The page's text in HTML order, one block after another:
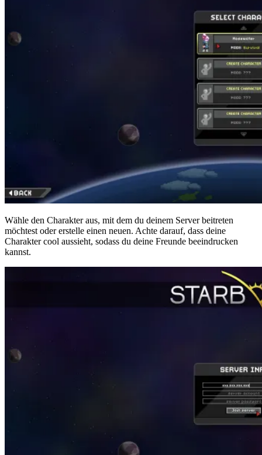
Wähle den Charakter aus, mit dem du deinem Server beitreten
möchtest oder erstelle einen neuen. Achte darauf, dass deine
Charakter cool aussieht, sodass du deine Freunde beeindrucken
kannst.